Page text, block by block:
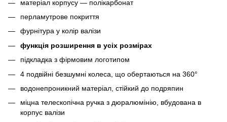
матеріал корпусу — полікарбонат
перламутрове покриття
фурнітура у колір валізи
функція розширення в усіх розмірах
підкладка з фірмовим логотипом
4 подвійні безшумні колеса, що обертаються на 360°
водонепроникний матеріал, стійкий до подряпин
міцна телескопічна ручка з дюралюмінію, вбудована в
корпус валізи